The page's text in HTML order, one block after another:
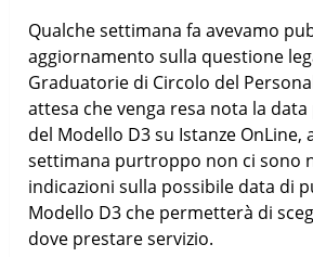
Qualche settimana fa avevamo
aggiornamento sulla questione
Graduatorie di Circolo del
attesa che venga resa nota la
del Modello D3 su Istanze OnLine,
settimana purtroppo non ci sono
indicazioni sulla possibile data di
Modello D3 che permetterà di
dove prestare servizio.